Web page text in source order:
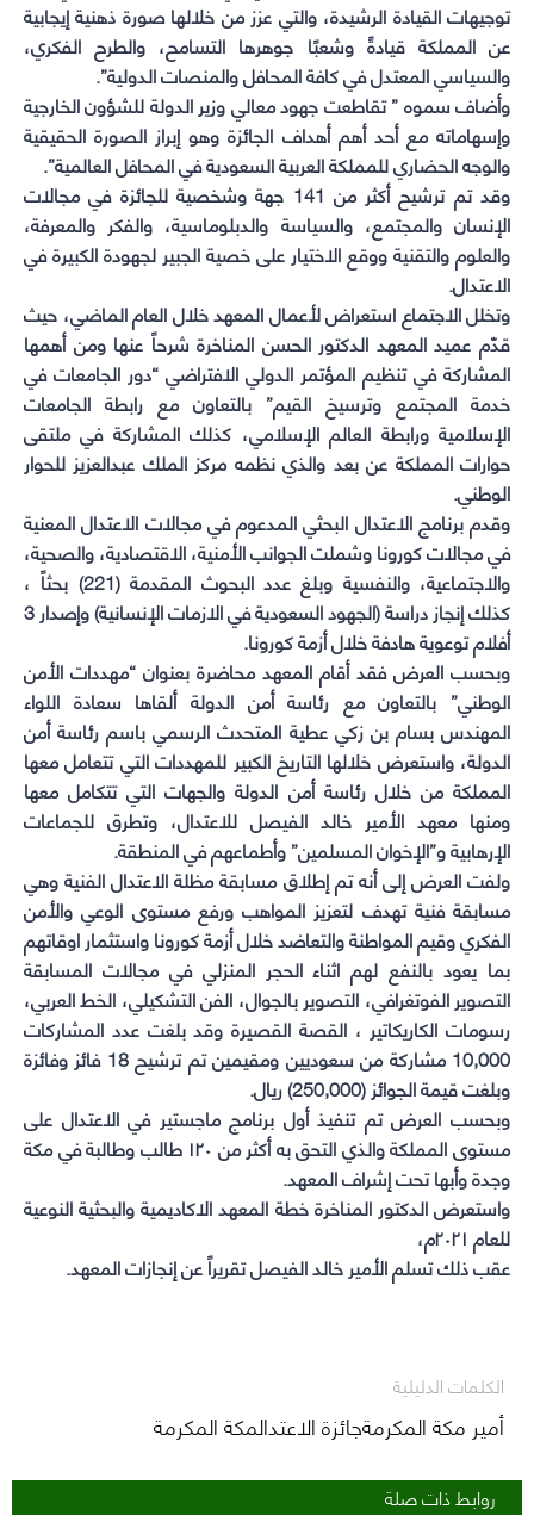
توجيهات القيادة الرشيدة، والتي عزز من خلالها صورة ذهنية إيجابية
عن المملكة قيادةً وشعبًا جوهرها التسامح، والطرح الفكري،
والسياسي المعتدل في كافة المحافل والمنصات الدولية”.
وأضاف سموه ” تقاطعت جهود معالي وزير الدولة للشؤون الخارجية
وإسهاماته مع أحد أهم أهداف الجائزة وهو إبراز الصورة الحقيقية
والوجه الحضاري للمملكة العربية السعودية في المحافل العالمية”.
وقد تم ترشيح أكثر من 141 جهة وشخصية للجائزة في مجالات
الإنسان والمجتمع، والسياسة والدبلوماسية، والفكر والمعرفة،
والعلوم والتقنية ووقع الاختيار على خصية الجبير لجهودة الكبيرة في
الاعتدال.
وتخلل الاجتماع استعراض لأعمال المعهد خلال العام الماضي، حيث
قدّم عميد المعهد الدكتور الحسن المناخرة شرحاً عنها ومن أهمها
المشاركة في تنظيم المؤتمر الدولي الافتراضي “دور الجامعات في
خدمة المجتمع وترسيخ القيم” بالتعاون مع رابطة الجامعات
الإسلامية ورابطة العالم الإسلامي، كذلك المشاركة في ملتقى
حوارات المملكة عن بعد والذي نظمه مركز الملك عبدالعزيز للحوار
الوطني.
وقدم برنامج الاعتدال البحثي المدعوم في مجالات الاعتدال المعنية
في مجالات كورونا وشملت الجوانب الأمنية، الاقتصادية، والصحية،
والاجتماعية، والنفسية وبلغ عدد البحوث المقدمة (221) بحثاً ،
كذلك إنجاز دراسة (الجهود السعودية في الازمات الإنسانية) وإصدار 3
أفلام توعوية هادفة خلال أزمة كورونا.
وبحسب العرض فقد أقام المعهد محاضرة بعنوان “مهددات الأمن
الوطني” بالتعاون مع رئاسة أمن الدولة ألقاها سعادة اللواء
المهندس بسام بن زكي عطية المتحدث الرسمي باسم رئاسة أمن
الدولة، واستعرض خلالها التاريخ الكبير للمهددات التي تتعامل معها
المملكة من خلال رئاسة أمن الدولة والجهات التي تتكامل معها
ومنها معهد الأمير خالد الفيصل للاعتدال، وتطرق للجماعات
الإرهابية و”الإخوان المسلمين” وأطماعهم في المنطقة.
ولفت العرض إلى أنه تم إطلاق مسابقة مظلة الاعتدال الفنية وهي
مسابقة فنية تهدف لتعزيز المواهب ورفع مستوى الوعي والأمن
الفكري وقيم المواطنة والتعاضد خلال أزمة كورونا واستثمار اوقاتهم
بما يعود بالنفع لهم اثناء الحجر المنزلي في مجالات المسابقة
التصوير الفوتغرافي، التصوير بالجوال، الفن التشكيلي، الخط العربي،
رسومات الكاريكاتير ، القصة القصيرة وقد بلغت عدد المشاركات
10,000 مشاركة من سعوديين ومقيمين تم ترشيح 18 فائز وفائزة
وبلغت قيمة الجوائز (250,000) ريال.
وبحسب العرض تم تنفيذ أول برنامج ماجستير في الاعتدال على
مستوى المملكة والذي التحق به أكثر من ١٢٠ طالب وطالبة في مكة
وجدة وأبها تحت إشراف المعهد.
واستعرض الدكتور المناخرة خطة المعهد الاكاديمية والبحثية النوعية
للعام ٢٠٢١م،
عقب ذلك تسلم الأمير خالد الفيصل تقريراً عن إنجازات المعهد.
الكلمات الدليلية
أمير مكة المكرمةجائزة الاعتدالمكة المكرمة
روابط ذات صلة